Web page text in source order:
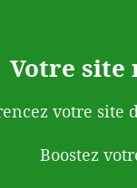
Votre site
votre site
Boostez